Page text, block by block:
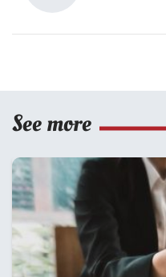
See more